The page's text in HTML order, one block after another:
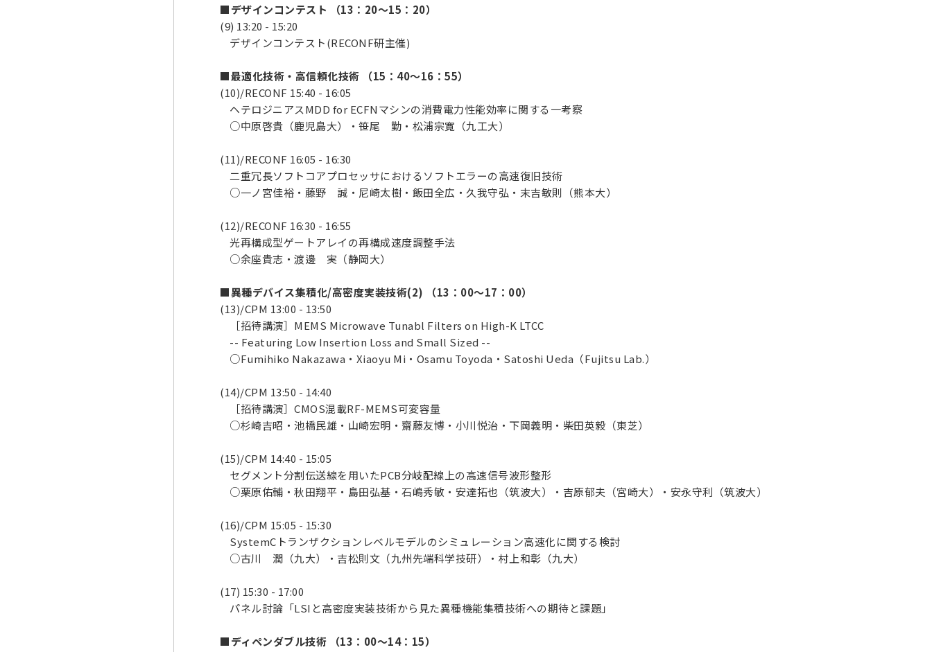
■デザインコンテスト （13：20～15：20）
(9) 13:20 - 15:20
デザインコンテスト(RECONF研主催)
■最適化技術・高信頼化技術 （15：40～16：55）
(10)/RECONF 15:40 - 16:05
ヘテロジニアスMDD for ECFNマシンの消費電力性能効率に関する一考察
○中原啓貴（鹿児島大）・笹尾 勤・松浦宗寛（九工大）
(11)/RECONF 16:05 - 16:30
二重冗長ソフトコアプロセッサにおけるソフトエラーの高速復旧技術
○一ノ宮佳裕・藤野 誠・尼崎太樹・飯田全広・久我守弘・末吉敏則（熊本大）
(12)/RECONF 16:30 - 16:55
光再構成型ゲートアレイの再構成速度調整手法
○余座貴志・渡邊 実（静岡大）
■異種デバイス集積化/高密度実装技術(2) （13：00～17：00）
(13)/CPM 13:00 - 13:50
［招待講演］MEMS Microwave Tunabl Filters on High-K LTCC
-- Featuring Low Insertion Loss and Small Sized --
○Fumihiko Nakazawa・Xiaoyu Mi・Osamu Toyoda・Satoshi Ueda（Fujitsu Lab.）
(14)/CPM 13:50 - 14:40
［招待講演］CMOS混載RF-MEMS可変容量
○杉崎吉昭・池橋民雄・山崎宏明・齋藤友博・小川悦治・下岡義明・柴田英毅（東芝）
(15)/CPM 14:40 - 15:05
セグメント分割伝送線を用いたPCB分岐配線上の高速信号波形整形
○栗原佑輔・秋田翔平・島田弘基・石嶋秀敏・安達拓也（筑波大）・吉原郁夫（宮崎大）・安永守利（筑波大）
(16)/CPM 15:05 - 15:30
SystemCトランザクションレベルモデルのシミュレーション高速化に関する検討
○古川 潤（九大）・吉松則文（九州先端科学技研）・村上和彰（九大）
(17) 15:30 - 17:00
パネル討論「LSIと高密度実装技術から見た異種機能集積技術への期待と課題」
■ディペンダブル技術 （13：00～14：15）